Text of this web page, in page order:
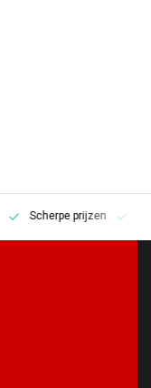
Scherpe prijzen